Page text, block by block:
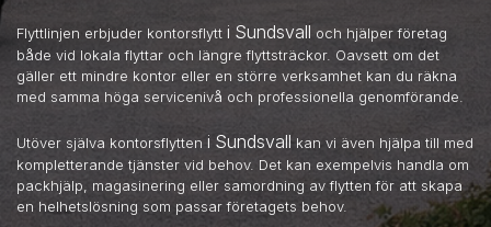
Flyttlinjen erbjuder kontorsflytt i Sundsvall och hjälper företag
både vid lokala flyttar och längre flyttsträckor. Oavsett om det
gäller ett mindre kontor eller en större verksamhet kan du räkna
med samma höga servicenivå och professionella genomförande.
Utöver själva kontorsflytten i Sundsvallkan vi även hjälpa till med
kompletterande tjänster vid behov. Det kan exempelvis handla om
packhjälp, magasinering eller samordning av flytten för att skapa
en helhetslösning som passar företagets behov.